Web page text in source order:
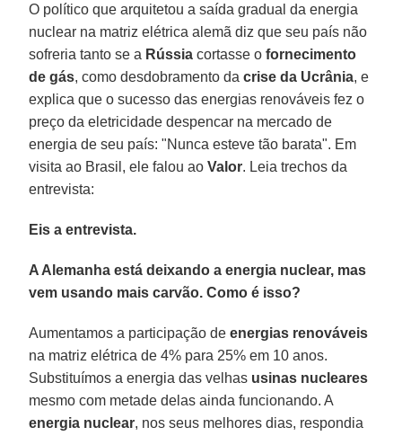
O político que arquitetou a saída gradual da energia
nuclear na matriz elétrica alemã diz que seu país não
sofreria tanto se a Rússia cortasse ofornecimento
de gás, como desdobramento dacrise da Ucrânia, e
explica que o sucesso das energias renováveis fez o
preço da eletricidade despencar na mercado de
energia de seu país: "Nunca esteve tão barata". Em
visita ao Brasil, ele falou aoValor. Leia trechos da
entrevista:
Eis a entrevista.
A Alemanha está deixando a energia nuclear, mas
vem usando mais carvão. Como é isso?
Aumentamos a participação deenergias renováveis
na matriz elétrica de 4% para 25% em 10 anos.
Substituímos a energia das velhas usinas nucleares
mesmo com metade delas ainda funcionando. A
energia nuclear, nos seus melhores dias, respondia